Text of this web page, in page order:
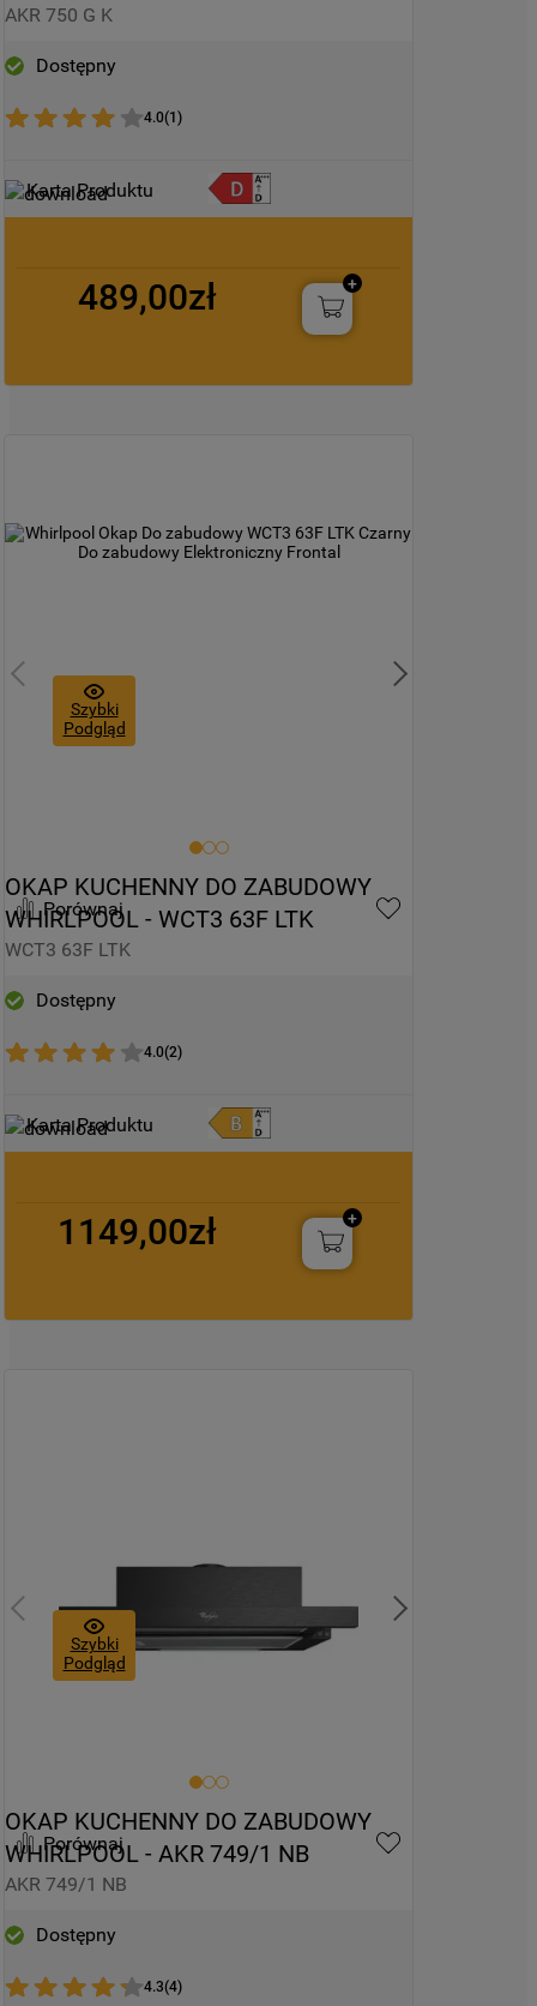
AKR 750 G K
Dostępny
4.0(1 )
Karta Produktu
489,00zł
Szybki
Podgląd
Porównaj
OKAP KUCHENNY DO ZABUDOWY
WHIRLPOOL - WCT3 63F LTK
WCT3 63F LTK
Dostępny
4.0(2)
Karta Produktu
1149,00zł
Szybki
Podgląd
Porównaj
OKAP KUCHENNY DO ZABUDOWY
WHIRLPOOL - AKR 749/1 NB
AKR 749/1 NB
Dostępny
4.3(4)